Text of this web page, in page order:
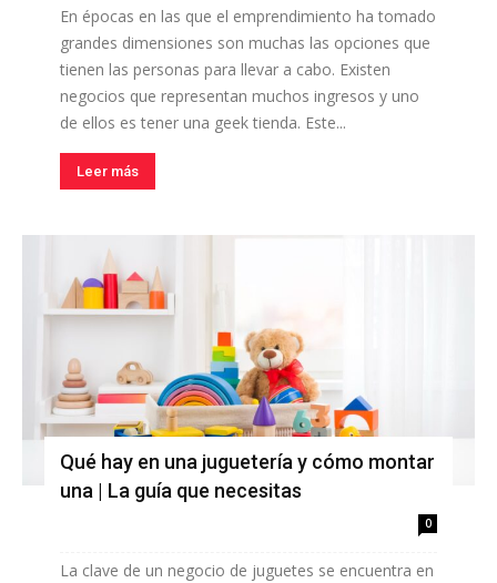
En épocas en las que el emprendimiento ha tomado
grandes dimensiones son muchas las opciones que
tienen las personas para llevar a cabo. Existen
negocios que representan muchos ingresos y uno
de ellos es tener una geek tienda. Este...
Leer más
Qué hay en una juguetería y cómo montar
una | La guía que necesitas
0
La clave de un negocio de juguetes se encuentra en